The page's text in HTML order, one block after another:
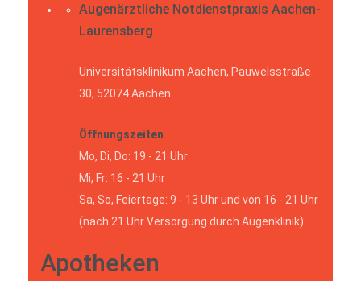
Augenärztliche Notdienstpraxis Aachen-
Laurensberg
Universitätsklinikum Aachen, Pauwelsstraße
30, 52074 Aachen
Öffnungszeiten
Mo, Di, Do: 19 - 21 Uhr
Mi, Fr: 16 - 21 Uhr
Sa, So, Feiertage: 9 - 13 Uhr und von 16 - 21 Uhr
(nach 21 Uhr Versorgung durch Augenklinik)
Apotheken